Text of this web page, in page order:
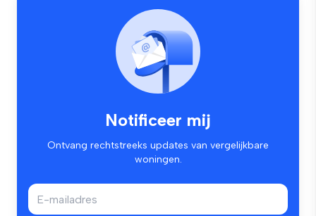
Notificeer mij
Ontvang rechtstreeks updates van vergelijkbare
woningen.